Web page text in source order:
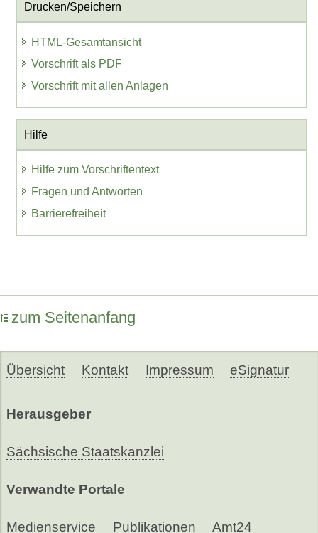
Drucken/Speichern
HTML-Gesamtansicht
Vorschrift als PDF
Vorschrift mit allen Anlagen
Hilfe
Hilfe zum Vorschriftentext
Fragen und Antworten
Barrierefreiheit
zum Seitenanfang
Übersicht Kontakt Impressum eSignatur
Herausgeber
Sächsische Staatskanzlei
Verwandte Portale
Medienservice Publikationen Amt24